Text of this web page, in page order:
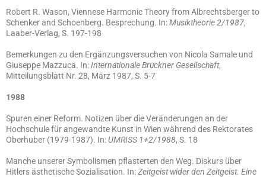
Robert R. Wason, Viennese Harmonic Theory from Albrechtsberger to
Schenker and Schoenberg. Besprechung. In:Musiktheorie 2/1987,
Laaber-Verlag, S. 197-198
Bemerkungen zu den Ergänzungsversuchen von Nicola Samale und
Giuseppe Mazzuca. In:Internationale Bruckner Gesellschaft,
Mitteilungsblatt Nr. 28, März 1987, S. 5-7
1988
Spuren einer Reform. Notizen über die Veränderungen an der
Hochschule für angewandte Kunst in Wien während des Rektorates
Oberhuber (1979-1987). In:UMRISS 1+2/1988, S. 18
Manche unserer Symbolismen pflasterten den Weg. Diskurs über
Hitlers ästhetische Sozialisation. In:Zeitgeist wider den Zeitgeist. Eine